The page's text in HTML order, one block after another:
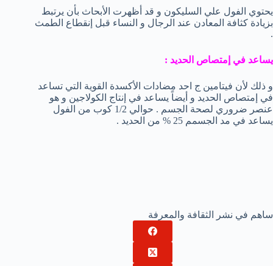
يحتوي الفول علي السليكون و قد أظهرت الأبحاث بأن يرتبط
بزيادة كثافة المعادن عند الرجال و النساء قبل إنقطاع الطمث
.
يساعد في إمتصاص الحديد :
و ذلك لأن فيتامين ج احد مضادات الأكسدة القوية التي تساعد
في إمتصاص الحديد و أيضاً يساعد في إنتاج الكولاجين و هو
عنصر ضروري لصحة الجسم . حوالي 1/2 كوب من الفول
يساعد في مد الجسمم 25 % من الحديد .
ساهم في نشر الثقافة والمعرفة